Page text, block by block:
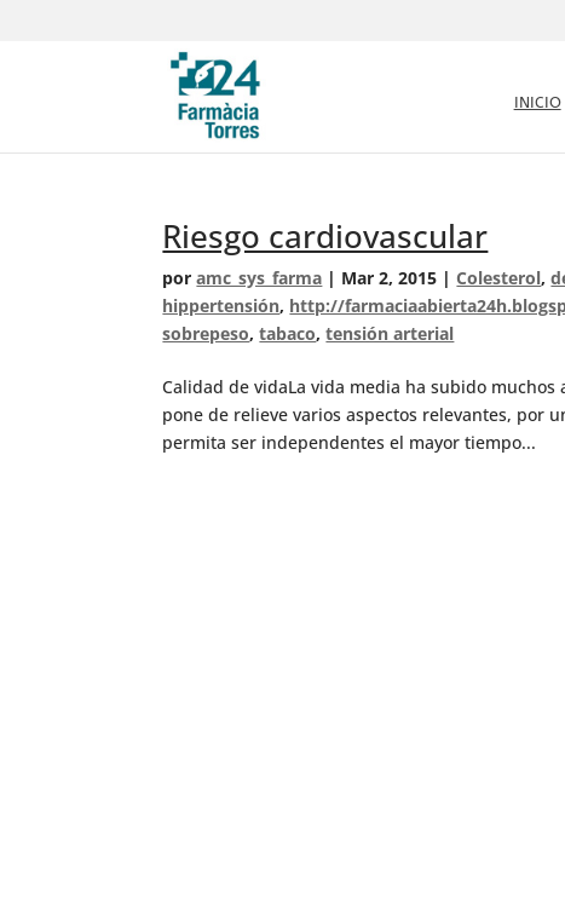
INICIO
Riesgo cardiovascular
poramc_sys_farma | Mar 2, 2015 |Colesterol,
hippertensión, http://
sobrepeso,tabaco,tensión arterial
Calidad de vidaLa vida media ha subido
pone de relieve varios aspectos relevantes, por
permita ser independentes el mayor tiempo...